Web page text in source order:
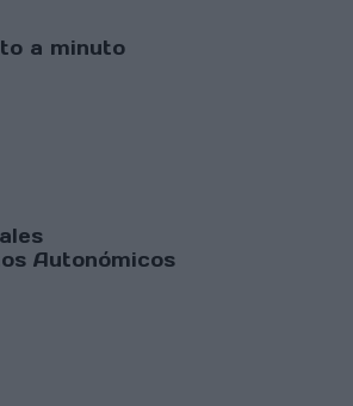
a minuto
Autonómicos